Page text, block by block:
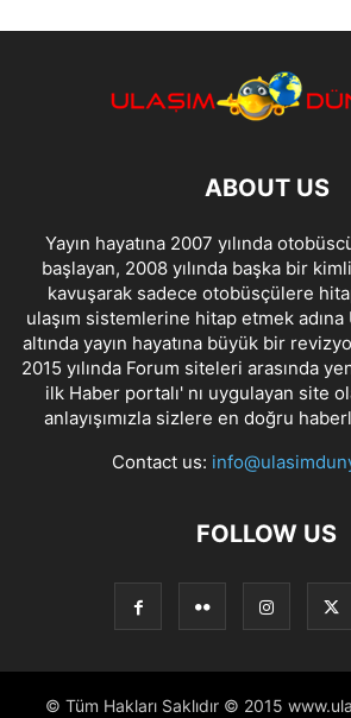
ABOUT US
Yayın hayatına 2007 yılında
başlayan, 2008 yılında başka bir
kavuşarak sadece otobüsçülere
ulaşım sistemlerine hitap etmek adına
altında yayın hayatına büyük bir
2015 yılında Forum siteleri arasında
ilk Haber portalı' nı uygulayan site
anlayışımızla sizlere en doğru
Contact us:
FOLLOW US
© Tüm Hakları Saklıdır © 2015